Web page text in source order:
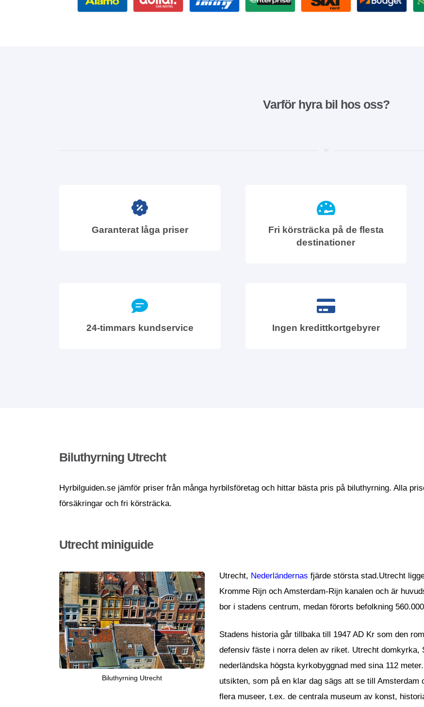
Varför hyra bil hos oss?
Garanterat låga priser
Fri körsträcka på de flesta
destinationer
24-timmars kundservice Ingen kredittkortgebyrer
Biluthyrning Utrecht
Hyrbilguiden.se jämför priser från många hyrbilsföretag och hittar bästa pris på biluthyrning. Alla
försäkringar och fri körsträcka.
Utrecht miniguide
Biluthyrning Utrecht
Utrecht, Nederländernas fjärde största stad.Utrecht
Kromme Rijn och Amsterdam-Rijn kanalen och är
bor i stadens centrum, medan förorts befolkning
Stadens historia går tillbaka till 1947 AD Kr som den
defensiv fäste i norra delen av riket. Utrecht domkyrka,
nederländska högsta kyrkobyggnad med sina 112
utsikten, som på en klar dag sägs att se till
flera museer, t.ex. de centrala museum av konst,